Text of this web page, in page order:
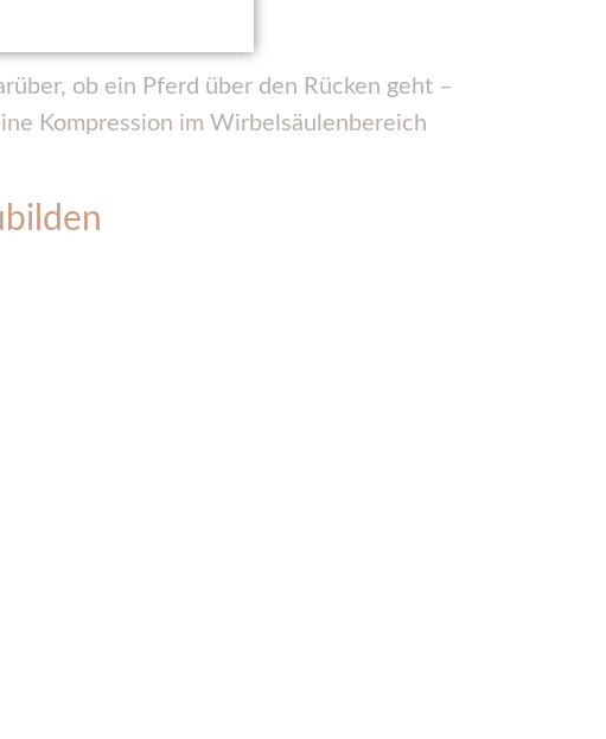
ob ein Pferd über den Rücken geht –
Kompression im Wirbelsäulenbereich